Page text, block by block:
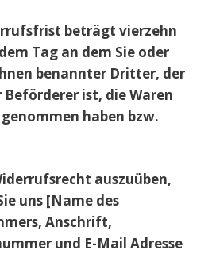
beträgt vierzehn
Tag an dem Sie oder
benannter Dritter, der
ist, die Waren
haben bzw.
auszuüben,
uns [Name des
Anschrift,
und E-Mail Adresse